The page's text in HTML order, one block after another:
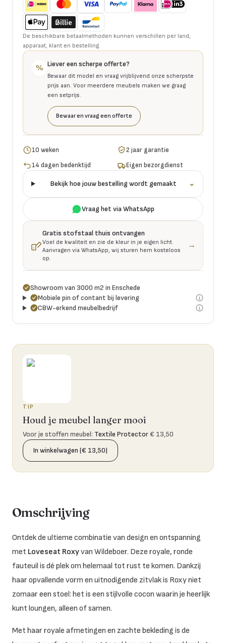
De beschikbare betaalmethoden kunnen verschillen per land,
apparaat, klant en bestelling.
% Liever een scherpe offerte?
Bewaar dit model en vraag vrijblijvend onze scherpste
prijs aan. Voor meerdere meubels maken we graag
een setprijs.
Bewaar en vraag een offerte
10 weken
2 jaar garantie
14 dagen bedenktijd
Eigen bezorgdienst
Bekijk hoe jouw bestelling wordt gemaakt ⌄
Vraag het via WhatsApp
Gratis stofstaal thuis ontvangen
Voel de kwaliteit en zie de kleur in je eigen licht.
Aanvragen via WhatsApp, wij sturen hem kosteloos
op.
→
Showroom van 3000 m2 in Enschede
Mobiele pin of contant bij levering
CBW-erkend meubelbedrijf
TIP
Houd je meubel langer mooi
Voor je stoffen meubel: Textile Protector€ 13,50
In winkelwagen (€ 13,50)
Omschrijving
Ontdek de ultieme combinatie van design en ontspanning
met Loveseat Roxyvan Wildeboer. Deze royale, ronde
fauteuil is dé plek om helemaal tot rust te komen. Dankzij
haar opvallende vorm en uitnodigende zitvlak is Roxy niet
zomaar een stoel: het is een stijlvolle cocon waarin je heerlijk
kunt loungen, alleen of samen.
Met haar royale afmetingen en zachte bekleding is de